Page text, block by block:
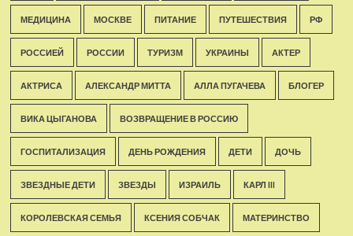
МЕДИЦИНА МОСКВЕ ПИТАНИЕ ПУТЕШЕСТВИЯ РФ
РОССИЕЙ РОССИИ ТУРИЗМ УКРАИНЫ АКТЕР
АКТРИСА АЛЕКСАНДР МИТТА АЛЛА ПУГАЧЕВА БЛОГЕР
ВИКА ЦЫГАНОВА ВОЗВРАЩЕНИЕ В РОССИЮ
ГОСПИТАЛИЗАЦИЯ ДЕНЬ РОЖДЕНИЯ ДЕТИ ДОЧЬ
ЗВЕЗДНЫЕ ДЕТИ ЗВЕЗДЫ ИЗРАИЛЬ КАРЛ III
КОРОЛЕВСКАЯ СЕМЬЯ КСЕНИЯ СОБЧАК МАТЕРИНСТВО